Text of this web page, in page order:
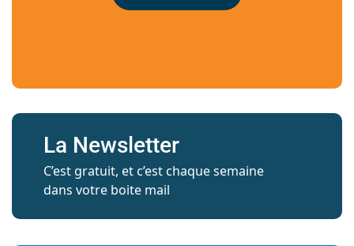
La Newsletter
C’est gratuit, et c’est chaque semaine
dans votre boite mail